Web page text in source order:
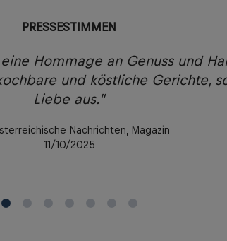
PRESSESTIMMEN
Hommage an Genuss und
und köstliche Gerichte,
Liebe aus.”
Nachrichten, Magazin
11/10/2025